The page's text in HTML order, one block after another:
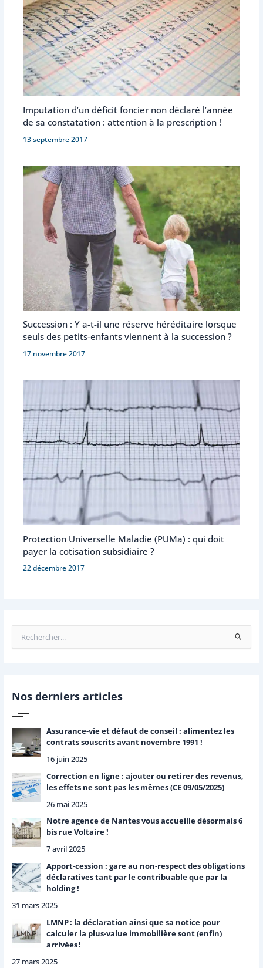
Imputation d’un déficit foncier non déclaré l’année
de sa constatation : attention à la prescription !
13 septembre 2017
Succession : Y a-t-il une réserve héréditaire lorsque
seuls des petits-enfants viennent à la succession ?
17 novembre 2017
Protection Universelle Maladie (PUMa) : qui doit
payer la cotisation subsidiaire ?
22 décembre 2017
e
r
h
e
r
Nos derniers articles
Assurance-vie et défaut de conseil : alimentez les
contrats souscrits avant novembre 1991 !
16 juin 2025
Correction en ligne : ajouter ou retirer des revenus,
les effets ne sont pas les mêmes (CE 09/05/2025)
26 mai 2025
Notre agence de Nantes vous accueille désormais 6
bis rue Voltaire !
7 avril 2025
Apport-cession : gare au non-respect des obligations
déclaratives tant par le contribuable que par la
holding !
31 mars 2025
LMNP : la déclaration ainsi que sa notice pour
calculer la plus-value immobilière sont (enfin)
arrivées !
27 mars 2025